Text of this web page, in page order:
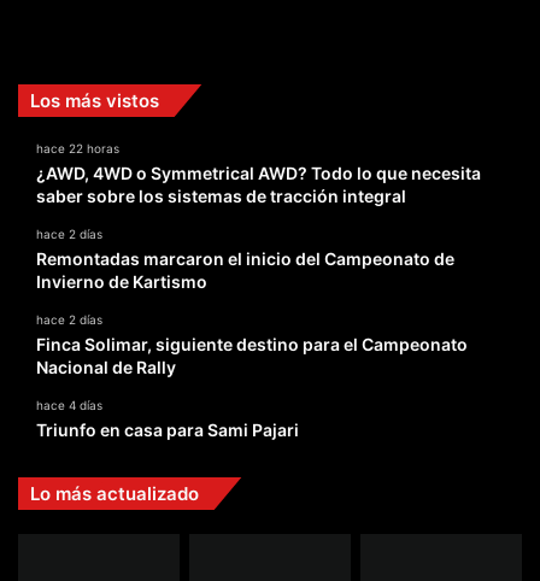
Los más vistos
hace 22 horas
¿AWD, 4WD o Symmetrical AWD? Todo lo que necesita
saber sobre los sistemas de tracción integral
hace 2 días
Remontadas marcaron el inicio del Campeonato de
Invierno de Kartismo
hace 2 días
Finca Solimar, siguiente destino para el Campeonato
Nacional de Rally
hace 4 días
Triunfo en casa para Sami Pajari
Lo más actualizado